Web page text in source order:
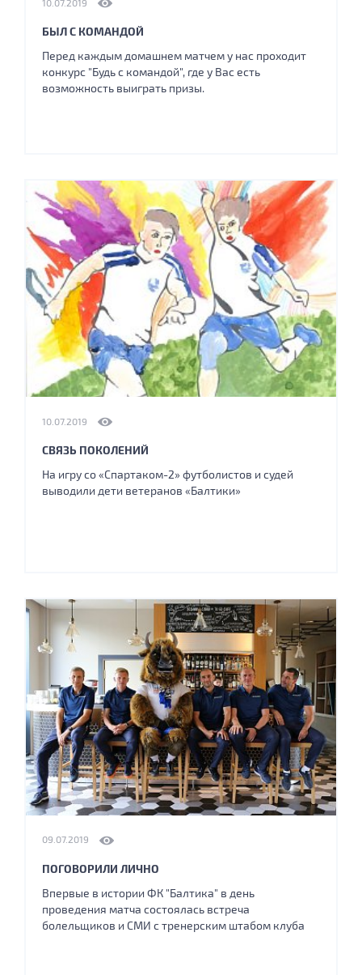
10.07.2019
БЫЛ С КОМАНДОЙ
Перед каждым домашнем матчем у нас проходит
конкурс "Будь с командой", где у Вас есть
возможность выиграть призы.
10.07.2019
СВЯЗЬ ПОКОЛЕНИЙ
На игру со «Спартаком-2» футболистов и судей
выводили дети ветеранов «Балтики»
09.07.2019
ПОГОВОРИЛИ ЛИЧНО
Впервые в истории ФК "Балтика" в день
проведения матча состоялась встреча
болельщиков и СМИ с тренерским штабом клуба